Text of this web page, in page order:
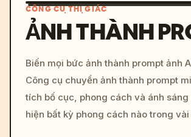
c, cyberpunk
colors, 8k
CÔNG CỤ THỊ GIÁC
ẢNH THÀNH
Biến mọi bức ảnh thành prompt ảnh
Công cụ chuyển ảnh thành prompt
tích bố cục, phong cách và ánh sáng
hiện bất kỳ phong cách nào trong vài